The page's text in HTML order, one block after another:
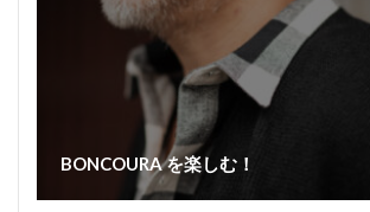
BONCOURA を楽しむ！